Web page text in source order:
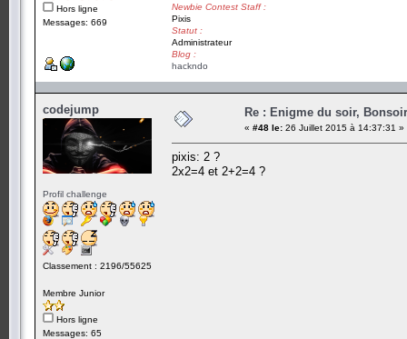
Hors ligne
Messages: 669
Newbie Contest Staff :
Pixis
Statut :
Administrateur
Blog :
hackndo
codejump
Profil challenge
Classement : 2196/55625
Membre Junior
Hors ligne
Messages: 65
Re : Enigme du soir,
« #48 le: 26 Juillet 2015 à 14:37:31 »
pixis: 2 ?
2x2=4 et 2+2=4 ?